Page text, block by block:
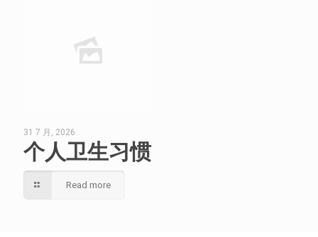
31 7 月, 2026
个人卫生习惯
Read more